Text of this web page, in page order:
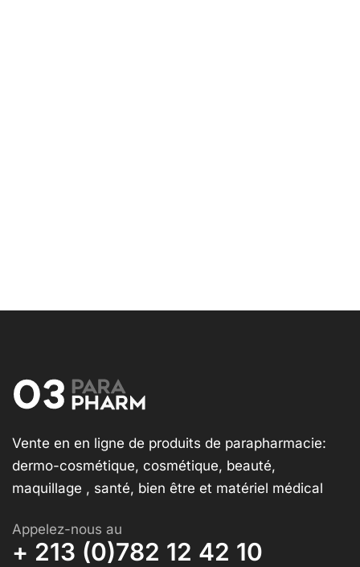
Vente en en ligne de produits de parapharmacie:
dermo-cosmétique, cosmétique, beauté,
maquillage , santé, bien être et matériel médical
Appelez-nous au
+ 213 (0)782 12 42 10